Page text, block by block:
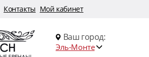
Контакты Мой кабинет
Ваш город:
Эль-Монте